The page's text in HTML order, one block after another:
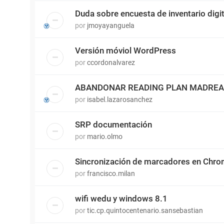
Duda sobre encuesta de inventario
por jmoyayanguela
Versión móviol WordPress
porccordonalvarez
ABANDONAR READING PLAN
por isabel.lazarosanchez
SRP documentación
por mario.olmo
Sincronización de marcadores en
porfrancisco.milan
wifi wedu y windows 8.1
portic.cp.quintocentenario.sansebastian